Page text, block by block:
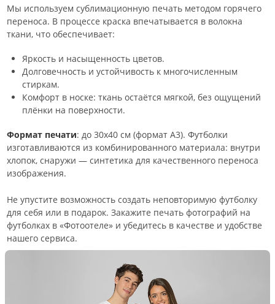
Мы используем сублимационную печать методом горячего
переноса. В процессе краска впечатывается в волокна
ткани, что обеспечивает:
Яркость и насыщенность цветов.
Долговечность и устойчивость к многочисленным
стиркам.
Комфорт в носке: ткань остаётся мягкой, без ощущений
плёнки на поверхности.
Формат печати: до 30х40 см (формат А3). Футболки
изготавливаются из комбинированного материала: внутри
хлопок, снаружи — синтетика для качественного переноса
изображения.
Не упустите возможность создать неповторимую футболку
для себя или в подарок. Закажите печать фотографий на
футболках в «Фотоотеле» и убедитесь в качестве и удобстве
нашего сервиса.